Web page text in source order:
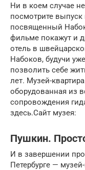
Ни в коем случае
посмотрите
посвященный
фильме покажут и
отель в
Набоков, будучи
позволить себе
лет. Музей-
оборудованная из
сопровождения
здесь.Сайт музея:
Пушкин.
И в завершении
Петербурге —